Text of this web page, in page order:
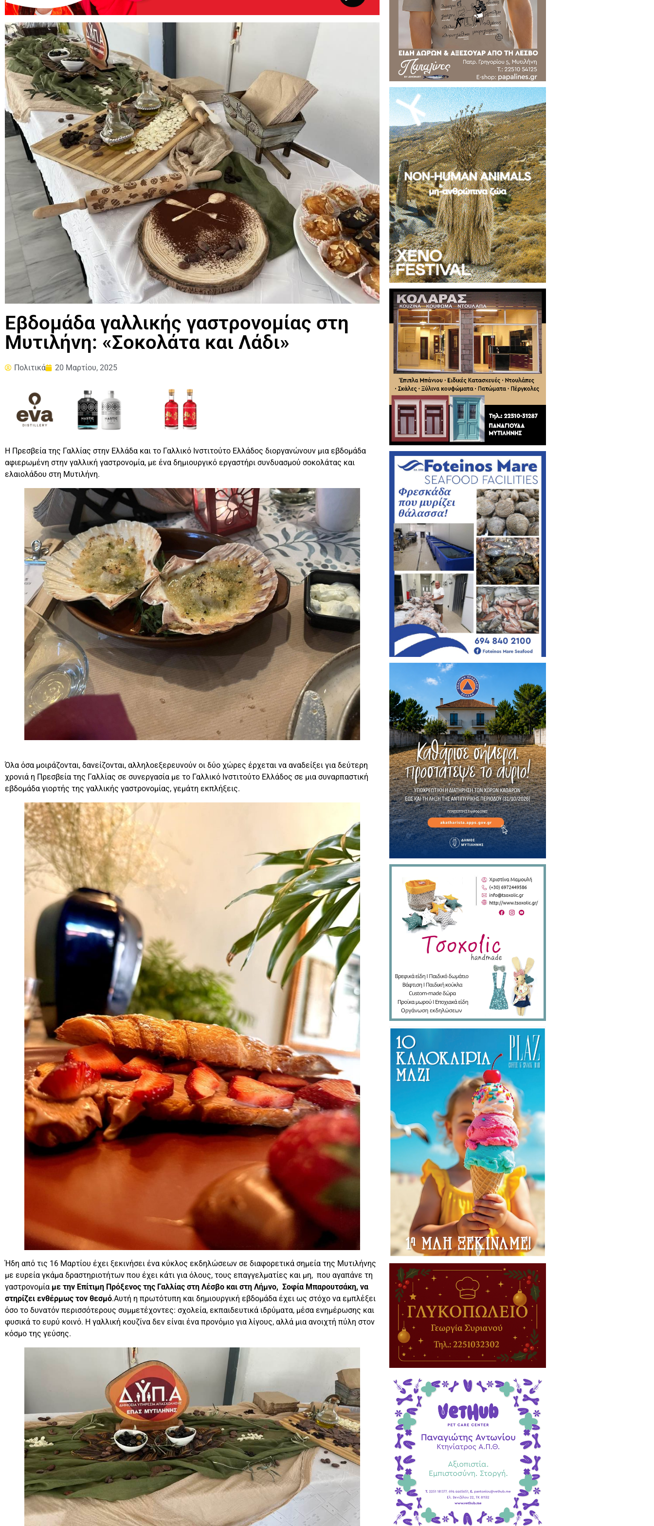
Εβδομάδα γαλλικής γαστρονομίας στη
Μυτιλήνη: «Σοκολάτα και Λάδι»
Πολιτικά 20 Μαρτίου, 2025
Η Πρεσβεία της Γαλλίας στην Ελλάδα και το Γαλλικό Ινστιτούτο Ελλάδος διοργανώνουν μια εβδομάδα
αφιερωμένη στην γαλλική γαστρονομία, με ένα δημιουργικό εργαστήρι συνδυασμού σοκολάτας και
ελαιολάδου στη Μυτιλήνη.
Όλα όσα μοιράζονται, δανείζονται, αλληλοεξερευνούν οι δύο χώρες έρχεται να αναδείξει για δεύτερη
χρονιά η Πρεσβεία της Γαλλίας σε συνεργασία με το Γαλλικό Ινστιτούτο Ελλάδος σε μια συναρπαστική
εβδομάδα γιορτής της γαλλικής γαστρονομίας, γεμάτη εκπλήξεις.
Ήδη από τις 16 Μαρτίου έχει ξεκινήσει ένα κύκλος εκδηλώσεων σε διαφορετικά σημεία της Μυτιλήνης
με ευρεία γκάμα δραστηριοτήτων που έχει κάτι για όλους, τους επαγγελματίες και μη, που αγαπάνε τη
γαστρονομία με την Επίτιμη Πρόξενος της Γαλλίας στη Λέσβο και στη Λήμνο, Σοφία Μπαρουτσάκη, να
στηρίζει ενθέρμως τον θεσμό.Αυτή η πρωτότυπη και δημιουργική εβδομάδα έχει ως στόχο να εμπλέξει
όσο το δυνατόν περισσότερους συμμετέχοντες: σχολεία, εκπαιδευτικά ιδρύματα, μέσα ενημέρωσης και
φυσικά το ευρύ κοινό. Η γαλλική κουζίνα δεν είναι ένα προνόμιο για λίγους, αλλά μια ανοιχτή πύλη στον
κόσμο της γεύσης.